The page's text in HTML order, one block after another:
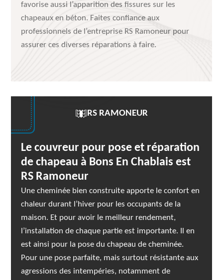
favorise aussi l’apparition des fissures sur les
chapeaux en béton. Faites confiance aux
professionnels de l’entreprise RS Ramoneur pour
assurer ces diverses réparations à faire.
RS RAMONEUR
Le couvreur pour pose et réparation
de chapeau à Bons En Chablais est
RS Ramoneur
Une cheminée bien construite apporte le confort en
chaleur durant l’hiver pour les occupants de la
maison. Et pour avoir le meilleur rendement,
l’installation de chaque partie est importante. Il en
est ainsi pour la pose du chapeau de cheminée.
Pour une pose parfaite, mais surtout résistante aux
agressions des intempéries, notamment de